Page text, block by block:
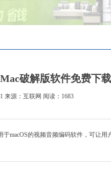
破解版软件免费下
来源：互联网 阅读：1683
于macOS的视频音频编码软件，可让